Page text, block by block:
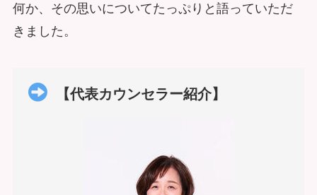
何か、その思いについてたっぷりと語っていただ
きました。
【代表カウンセラー紹介】